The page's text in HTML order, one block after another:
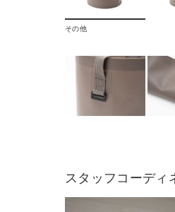
その他
スタッフコーディ